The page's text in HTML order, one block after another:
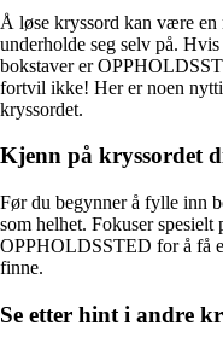
Å løse kryssord kan være en
underholde seg selv på.
bokstaver er
fortvil ikke! Her er noen
kryssordet.
Kjenn på kryssordet
Før du begynner å fylle inn
som helhet. Fokuser spesielt
OPPHOLDSSTED for å få
finne.
Se etter hint i andre